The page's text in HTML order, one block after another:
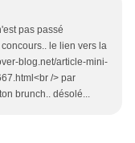
pas passé
le lien vers la
blog.net/article-mini-
/> par
brunch.. désolé...